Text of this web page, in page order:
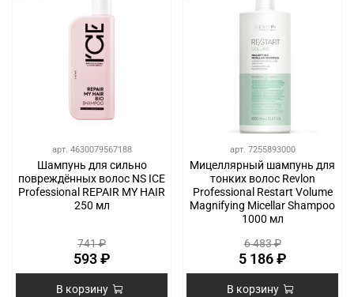
арт. 4630079567188
Шампунь для сильно
повреждённых волос NS ICE
Professional REPAIR MY HAIR
250 мл
741 ₽
593 ₽
В корзину
арт. 7255893000
Мицеллярный шампунь для
тонких волос Revlon
Professional Restart Volume
Magnifying Micellar Shampoo
1000 мл
6 483 ₽
5 186 ₽
В корзину